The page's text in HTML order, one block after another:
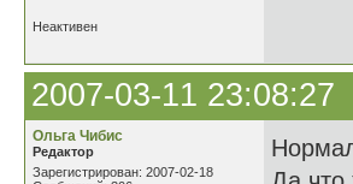
Неактивен
2007-03-11 23:08:27
Ольга Чибис
Редактор
Зарегистрирован: 2007-02-18